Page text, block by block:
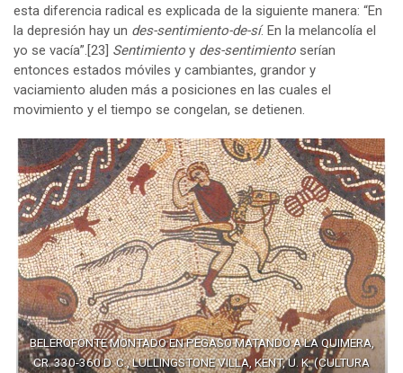
esta diferencia radical es explicada de la siguiente manera: “En
la depresión hay un des-sentimiento-de-sí. En la melancolía el
yo se vacía”.[23] Sentimiento y des-sentimiento serían
entonces estados móviles y cambiantes, grandor y
vaciamiento aluden más a posiciones en las cuales el
movimiento y el tiempo se congelan, se detienen.
BELEROFONTE MONTADO EN PEGASO MATANDO A LA QUIMERA,
CR. 330-360 D. C., LULLINGSTONE VILLA, KENT, U. K. (CULTURA